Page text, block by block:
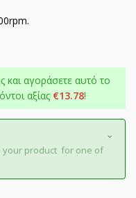
και αγοράσετε αυτό το
αξίας €13.78!
your product for one of